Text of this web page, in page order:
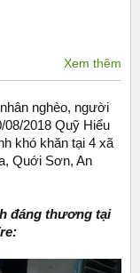
Xem thêm
nghèo, người
08/2018 Quỹ Hiểu
khó khăn tại 4 xã
Quới Sơn, An
đáng thương tại